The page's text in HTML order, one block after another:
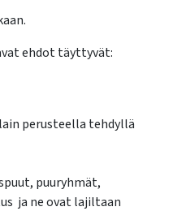
ehdot täyttyvät:
perusteella tehdyllä
puuryhmät,
ja ne ovat lajiltaan